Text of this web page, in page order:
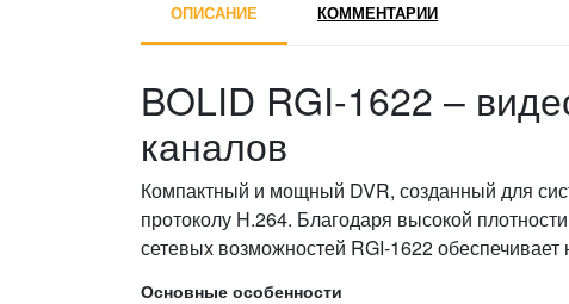
ОПИСАНИЕ КОММЕНТАРИИ
BOLID RGI-1622 –
каналов
Компактный и мощный DVR, созданный для
протоколу H.264. Благодаря высокой
сетевых возможностей RGI-1622
Основные особенности